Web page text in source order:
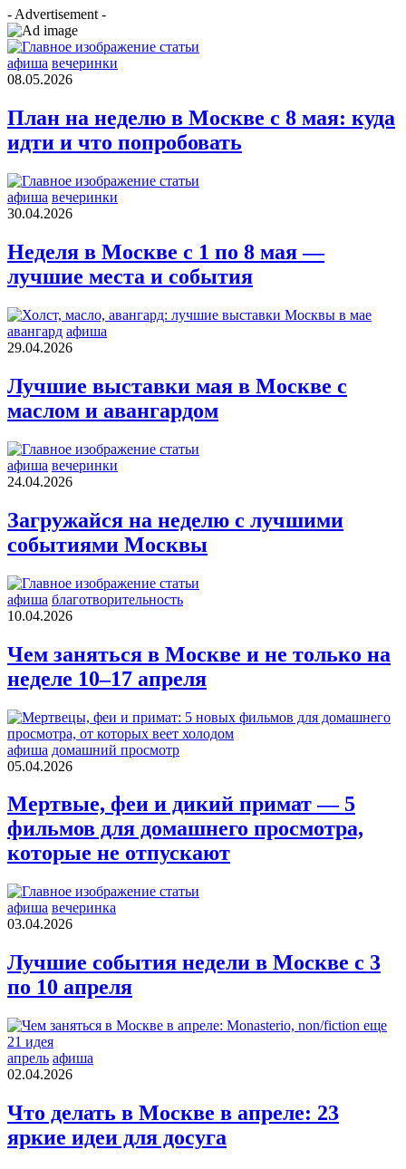
- Advertisement -
афиша вечеринки
08.05.2026
План на неделю в Москве с 8 мая: куда
идти и что попробовать
афиша вечеринки
30.04.2026
Неделя в Москве с 1 по 8 мая —
лучшие места и события
авангард афиша
29.04.2026
Лучшие выставки мая в Москве с
маслом и авангардом
афиша вечеринки
24.04.2026
Загружайся на неделю с лучшими
событиями Москвы
афиша благотворительность
10.04.2026
Чем заняться в Москве и не только на
неделе 10–17 апреля
афиша домашний просмотр
05.04.2026
Мертвые, феи и дикий примат — 5
фильмов для домашнего просмотра,
которые не отпускают
афиша вечеринка
03.04.2026
Лучшие события недели в Москве с 3
по 10 апреля
апрель афиша
02.04.2026
Что делать в Москве в апреле: 23
яркие идеи для досуга